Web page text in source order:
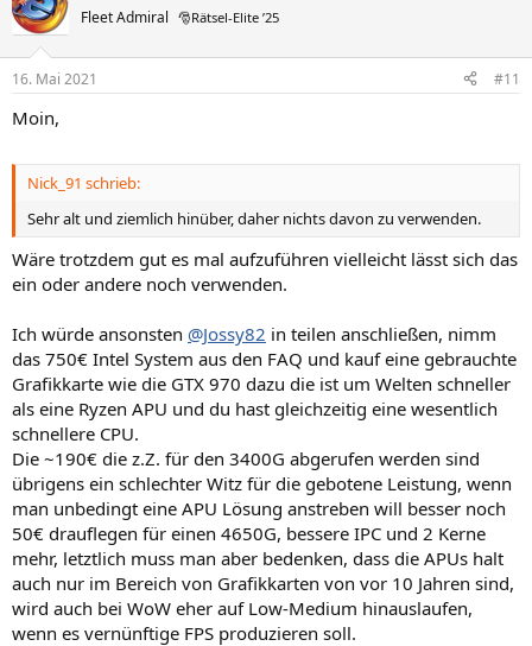
Fleet Admiral 🎅Rätsel-Elite ’25
16. Mai 2021 #11
Moin,
Nick_91 schrieb:
Sehr alt und ziemlich hinüber, daher nichts davon zu verwenden.
Wäre trotzdem gut es mal aufzuführen vielleicht lässt sich das
ein oder andere noch verwenden.
Ich würde ansonsten @Jossy82 in teilen anschließen, nimm
das 750€ Intel System aus den FAQ und kauf eine gebrauchte
Grafikkarte wie die GTX 970 dazu die ist um Welten schneller
als eine Ryzen APU und du hast gleichzeitig eine wesentlich
schnellere CPU.
Die ~190€ die z.Z. für den 3400G abgerufen werden sind
übrigens ein schlechter Witz für die gebotene Leistung, wenn
man unbedingt eine APU Lösung anstreben will besser noch
50€ drauflegen für einen 4650G, bessere IPC und 2 Kerne
mehr, letztlich muss man aber bedenken, dass die APUs halt
auch nur im Bereich von Grafikkarten von vor 10 Jahren sind,
wird auch bei WoW eher auf Low-Medium hinauslaufen,
wenn es vernünftige FPS produzieren soll.